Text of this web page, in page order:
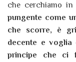
che cerchiamo in
pungente come
che scorre, è
decente e
principe che ci